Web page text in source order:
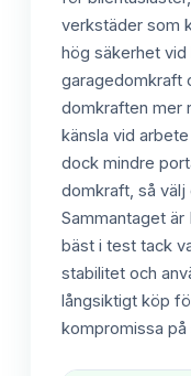
verkstäder som
hög säkerhet
garagedomkraft
domkraften mer
känsla vid
dock mindre
domkraft, så välj
Sammantaget är
bäst i test tack
stabilitet och
långsiktigt köp
kompromissa